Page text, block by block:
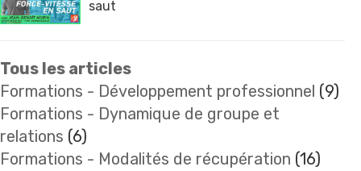
saut
Tous les articles
Formations - Développement professionnel (9)
Formations - Dynamique de groupe et
relations (6)
Formations - Modalités de récupération (16)